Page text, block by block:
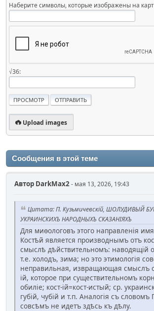
Наберите символы, которые изображены на
√36:
Upload images
Сообщения в этой теме
Автор DarkMax2- мая 13, 2026, 19:43
Цитата: П. Кузьмичевскій, ШОЛУДИВЫЙ
УКРАИНСКИХЪ НАРОДНЫХЪ СКАЗАНІЯХЪ
Для миѳологовъ этого направленія
Костѣй является производнымъ отъ
смыслѣ дѣйствительномъ: наводящій
т.е. холодъ, зима; но это этимологія
неправильная, извращающая смыслъ
ій, которое при существительномъ
обиліе; кост-ій=кост-истый; ср.
губій, чубій и т.п. Аналогія съ словомъ
совсѣмъ не идетъ здѣсь къ дѣлу.